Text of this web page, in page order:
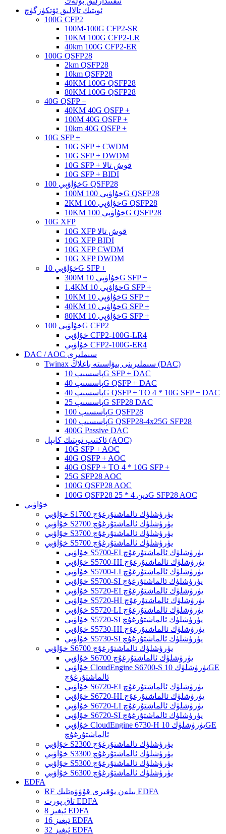
ئوپتىك تالالىق ئۆتكۈزگۈچ
100G CFP2
100M-100G CFP2-SR
10KM 100G CFP2-LR
40km 100G CFP2-ER
100G QSFP28
2km QSFP28
10km QSFP28
40KM 100G QSFP28
80KM 100G QSFP28
40G QSFP +
40KM 40G QSFP +
100M 40G QSFP +
10km 40G QSFP +
10G SFP +
10G SFP + CWDM
10G SFP + DWDM
10G SFP + قوش تالا
10G SFP + BIDI
خۇاۋېي 100G QSFP28
100M خۇاۋېي 100G QSFP28
2KM خۇاۋېي 100G QSFP28
10KM خۇاۋېي 100G QSFP28
10G XFP
10G XFP قوش تالا
10G XFP BIDI
10G XFP CWDM
10G XFP DWDM
خۇاۋېي 10G SFP +
300M خۇاۋېي 10G SFP +
1.4KM خۇاۋېي 10G SFP +
10KM خۇاۋېي 10G SFP +
40KM خۇاۋېي 10G SFP +
80KM خۇاۋېي 10G SFP +
خۇاۋېي 100G CFP2
خۇاۋېي CFP2-100G-LR4
خۇاۋېي CFP2-100G-ER4
DAC / AOC سىملىرى
Twinax سىملىرىنى بىۋاسىتە باغلاڭ (DAC)
پاسسىپ 10G SFP + DAC
پاسسىپ 40G QSFP + DAC
پاسسىپ 40G QSFP + TO 4 * 10G SFP + DAC
پاسسىپ 25G SFP28 DAC
پاسسىپ 100G QSFP28
پاسسىپ 100G QSFP28-4x25G SFP28
400G Passive DAC
ئاكتىپ ئوپتىك كابېل (AOC)
10G SFP + AOC
40G QSFP + AOC
40G QSFP + TO 4 * 10G SFP +
25G SFP28 AOC
100G QSFP28 AOC
100G QSFP28 دىن 4 * 25G SFP28 AOC
خۇاۋېي
خۇاۋېي S1700 يۈرۈشلۈك ئالماشتۇرغۇچ
خۇاۋېي S2700 يۈرۈشلۈك ئالماشتۇرغۇچ
خۇاۋېي S3700 يۈرۈشلۈك ئالماشتۇرغۇچ
خۇاۋېي S5700 يۈرۈشلۈك ئالماشتۇرغۇچ
خۇاۋېي S5700-EI يۈرۈشلۈك ئالماشتۇرغۇچ
خۇاۋېي S5700-HI يۈرۈشلۈك ئالماشتۇرغۇچ
خۇاۋېي S5700-LI يۈرۈشلۈك ئالماشتۇرغۇچ
خۇاۋېي S5700-SI يۈرۈشلۈك ئالماشتۇرغۇچ
خۇاۋېي S5720-EI يۈرۈشلۈك ئالماشتۇرغۇچ
خۇاۋېي S5720-HI يۈرۈشلۈك ئالماشتۇرغۇچ
خۇاۋېي S5720-LI يۈرۈشلۈك ئالماشتۇرغۇچ
خۇاۋېي S5720-SI يۈرۈشلۈك ئالماشتۇرغۇچ
خۇاۋېي S5730-HI يۈرۈشلۈك ئالماشتۇرغۇچ
خۇاۋېي S5730-SI يۈرۈشلۈك ئالماشتۇرغۇچ
خۇاۋېي S6700 يۈرۈشلۈك ئالماشتۇرغۇچ
خۇاۋېي S6700 يۈرۈشلۈك ئالماشتۇرغۇچ
خۇاۋېي CloudEngine S6700-S يۈرۈشلۈك 10GE
ئالماشتۇرغۇچ
خۇاۋېي S6720-EI يۈرۈشلۈك ئالماشتۇرغۇچ
خۇاۋېي S6720-HI يۈرۈشلۈك ئالماشتۇرغۇچ
خۇاۋېي S6720-LI يۈرۈشلۈك ئالماشتۇرغۇچ
خۇاۋېي S6720-SI يۈرۈشلۈك ئالماشتۇرغۇچ
خۇاۋېي CloudEngine 6730-H يۈرۈشلۈك 10GE
ئالماشتۇرغۇچ
خۇاۋېي S2300 يۈرۈشلۈك ئالماشتۇرغۇچ
خۇاۋېي S3300 يۈرۈشلۈك ئالماشتۇرغۇچ
خۇاۋېي S5300 يۈرۈشلۈك ئالماشتۇرغۇچ
خۇاۋېي S6300 يۈرۈشلۈك ئالماشتۇرغۇچ
EDFA
RF بىلەن يۇقىرى قۇۋۋەتلىك EDFA
تاق پورت EDFA
8 ئېغىز EDFA
16 ئېغىز EDFA
32 ئېغىز EDFA